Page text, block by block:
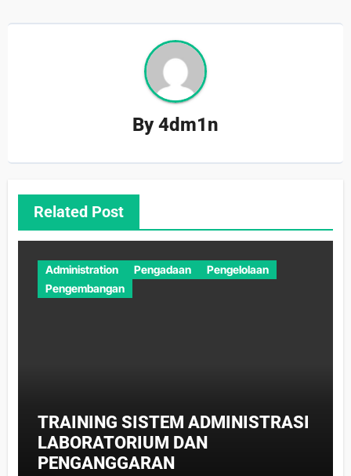
By4dm1n
Related Post
Administration Pengadaan
Pengelolaan
Pengembangan
TRAINING SISTEM ADMINISTRASI
LABORATORIUM DAN
PENGANGGARAN